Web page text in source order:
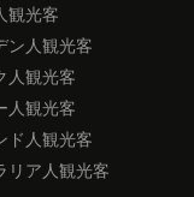
観光客
ン人観光客
人観光客
人観光客
ド人観光客
リア人観光客